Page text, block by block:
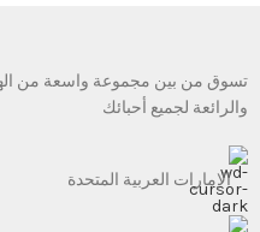
تسوق من بين مجموعة واسعة من
والرائعة لجميع أحبائك
الإمارات العربية المتحدة